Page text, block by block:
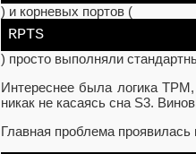
) и корневых портов (
RPTS
) просто выполняли
Интереснее была логика
никак не касаясь сна S3.
Главная проблема